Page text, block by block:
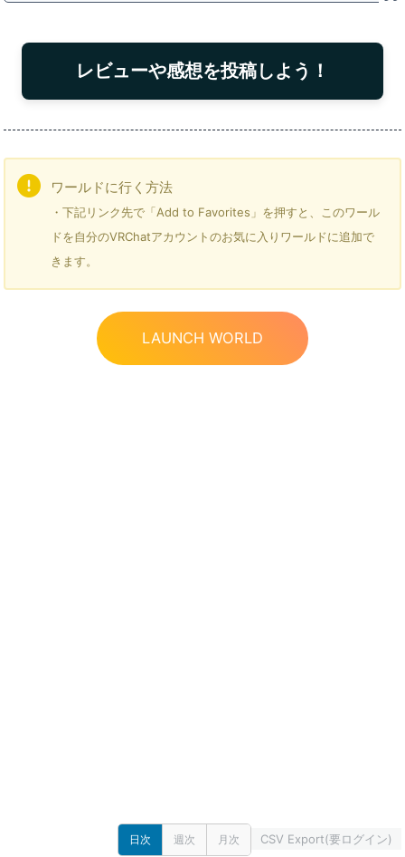
レビューや感想を投稿しよう！
ワールドに行く方法
・下記リンク先で「Add to Favorites」を押すと、このワール
ドを自分のVRChatアカウントのお気に入りワールドに追加で
きます。
LAUNCH WORLD
日次 週次 月次 CSV Export(要ログイン)